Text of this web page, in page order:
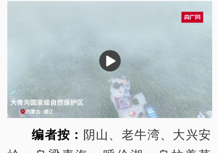
播
放
编者按： 阴山、老牛湾、大兴安